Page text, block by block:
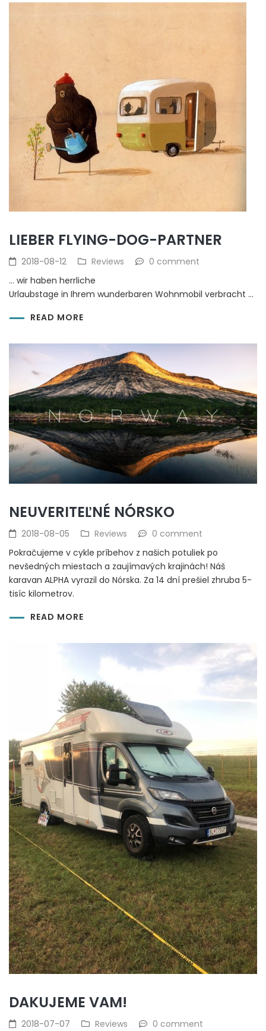
LIEBER FLYING-DOG-PARTNER
2018-08-12 Reviews
0 comment
… wir haben herrliche
Urlaubstage in Ihrem wunderbaren Wohnmobil verbracht …
READ MORE
NEUVERITEĽNÉ NÓRSKO
2018-08-05 Reviews
0 comment
Pokračujeme v cykle príbehov z našich potuliek po
nevšedných miestach a zaujímavých krajinách! Náš
karavan ALPHA vyrazil do Nórska. Za 14 dní prešiel zhruba 5-
tisíc kilometrov.
READ MORE
DAKUJEME VAM!
2018-07-07 Reviews
0 comment